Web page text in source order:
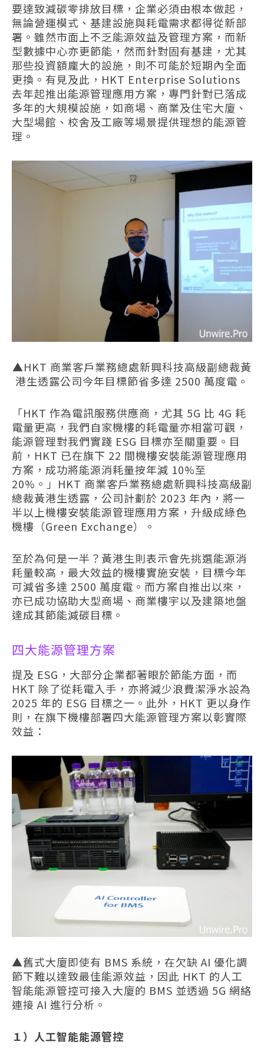
要達致減碳零排放目標，企業必須由根本做起，
無論營運模式、基建設施與耗電需求都得從新部
署。雖然市面上不乏能源效益及管理方案，而新
型數據中心亦更節能，然而針對固有基建，尤其
那些投資額龐大的設施，則不可能於短期內全面
更換。有見及此，HKT Enterprise Solutions
去年起推出能源管理應用方案，專門針對已落成
多年的大規模設施，如商場、商業及住宅大廈、
大型場館、校舍及工廠等場景提供理想的能源管
理。
▲HKT 商業客戶業務總處新興科技高級副總裁黃
港生透露公司今年目標節省多達 2500 萬度電。
「HKT 作為電訊服務供應商，尤其 5G 比 4G 耗
電量更高，我們自家機樓的耗電量亦相當可觀，
能源管理對我們實踐 ESG 目標亦至關重要。目
前，HKT 已在旗下 22 間機樓安裝能源管理應用
方案，成功將能源消耗量按年減 10%至
20%。」HKT 商業客戶業務總處新興科技高級副
總裁黃港生透露，公司計劃於 2023 年內，將一
半以上機樓安裝能源管理應用方案，升級成綠色
機樓（Green Exchange）。
至於為何是一半？黃港生則表示會先挑選能源消
耗量較高，最大效益的機樓實施安裝，目標今年
可減省多達 2500 萬度電。而方案自推出以來，
亦已成功協助大型商場、商業樓宇以及建築地盤
達成其節能減碳目標。
四大能源管理方案
提及 ESG，大部分企業都著眼於節能方面，而
HKT 除了從耗電入手，亦將減少浪費潔淨水設為
2025 年的 ESG 目標之一。此外，HKT 更以身作
則，在旗下機樓部署四大能源管理方案以彰實際
效益：
▲舊式大廈即使有 BMS 系統，在欠缺 AI 優化調
節下難以達致最佳能源效益，因此 HKT 的人工
智能能源管控可接入大廈的 BMS 並透過 5G 網絡
連接 AI 進行分析。
１）人工智能能源管控